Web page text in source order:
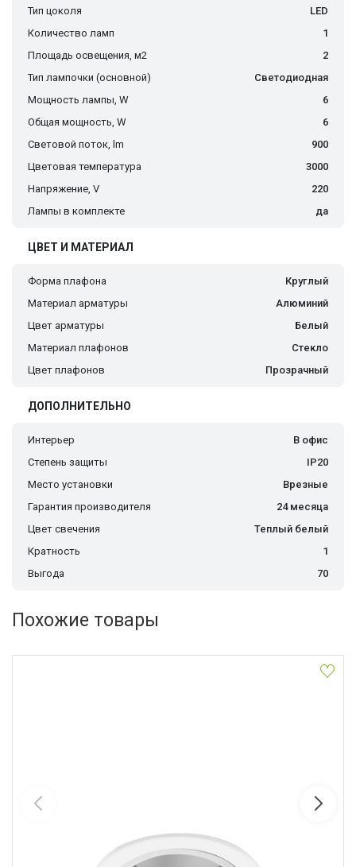
Тип цоколя
LED
Количество ламп
1
Площадь освещения, м2
2
Тип лампочки (основной)
Светодиодная
Мощность лампы, W
6
Общая мощность, W
6
Световой поток, lm
900
Цветовая температура
3000
Напряжение, V
220
Лампы в комплекте
да
ЦВЕТ И МАТЕРИАЛ
Форма плафона
Круглый
Материал арматуры
Алюминий
Цвет арматуры
Белый
Материал плафонов
Стекло
Цвет плафонов
Прозрачный
ДОПОЛНИТЕЛЬНО
Интерьер
В офис
Степень защиты
IP20
Место установки
Врезные
Гарантия производителя
24 месяца
Цвет свечения
Теплый белый
Кратность
1
Выгода
70
Похожие товары
Встраиваемый светильник EGLO 61598